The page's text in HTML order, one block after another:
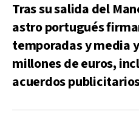
Tras su salida del
astro portugués
temporadas y media
millones de euros,
acuerdos